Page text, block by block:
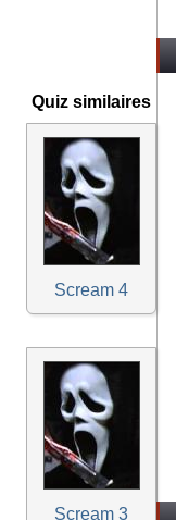
Quiz similaires
Scream 4
Scream 3